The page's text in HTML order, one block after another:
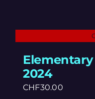
2024
CHF30.00